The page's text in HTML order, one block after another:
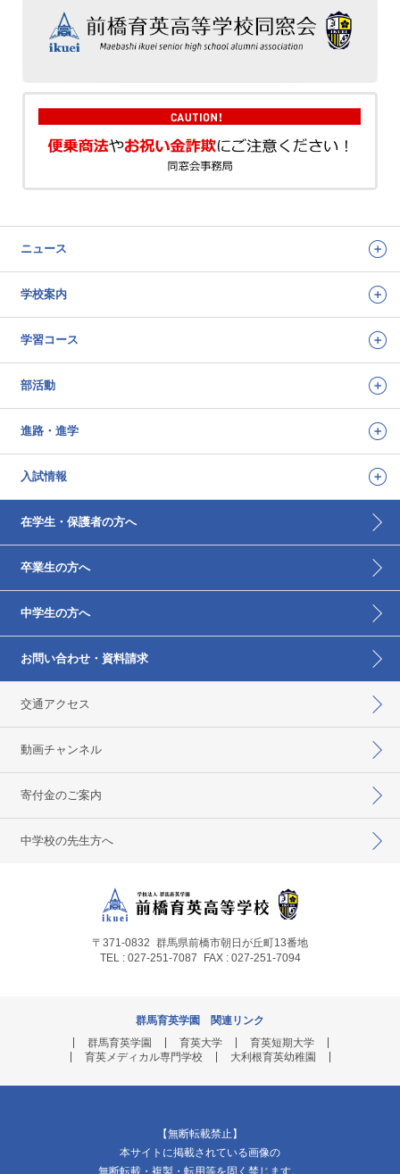
ニュース
学校案内
学習コース
部活動
進路・進学
入試情報
在学生・保護者の方へ
卒業生の方へ
中学生の方へ
お問い合わせ・資料請求
交通アクセス
動画チャンネル
寄付金のご案内
中学校の先生方へ
〒371-0832 群馬県前橋市朝日が丘町13番地
TEL : 027-251-7087
FAX : 027-251-7094
群馬育英学園 関連リンク
群馬育英学園
育英大学
育英短期大学
育英メディカル専門学校
大利根育英幼稚園
【無断転載禁止】
本サイトに掲載されている画像の
無断転載・複製・転用等を固く禁じます。